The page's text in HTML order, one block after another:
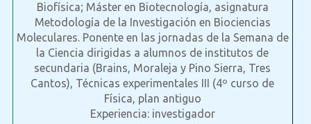
Biofísica; Máster en Biotecnología, asignatura
Metodología de la Investigación en Biociencias
Moleculares. Ponente en las jornadas de la Semana de
la Ciencia dirigidas a alumnos de institutos de
secundaria (Brains, Moraleja y Pino Sierra, Tres
Cantos), Técnicas experimentales III (4º curso de
Física, plan antiguo
Experiencia: investigador